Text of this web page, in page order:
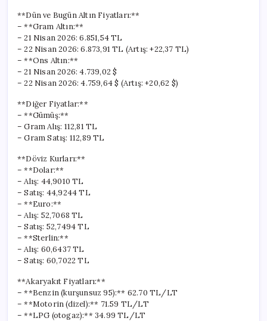
**Dün ve Bugün Altın Fiyatları:**
– **Gram Altın:**
– 21 Nisan 2026: 6.851,54 TL
– 22 Nisan 2026: 6.873,91 TL (Artış: +22,37 TL)
– **Ons Altın:**
– 21 Nisan 2026: 4.739,02 $
– 22 Nisan 2026: 4.759,64 $ (Artış: +20,62 $)
**Diğer Fiyatlar:**
– **Gümüş:**
– Gram Alış: 112,81 TL
– Gram Satış: 112,89 TL
**Döviz Kurları:**
– **Dolar:**
– Alış: 44,9010 TL
– Satış: 44,9244 TL
– **Euro:**
– Alış: 52,7068 TL
– Satış: 52,7494 TL
– **Sterlin:**
– Alış: 60,6437 TL
– Satış: 60,7022 TL
**Akaryakıt Fiyatları:**
– **Benzin (kurşunsuz 95):** 62.70 TL/LT
– **Motorin (dizel):** 71.59 TL/LT
– **LPG (otogaz):** 34.99 TL/LT